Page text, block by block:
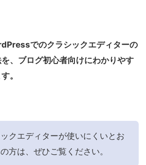
でのクラシックエディターの
、ブログ初心者向けにわかりやす
。
クエディターが使いにくいとお
方は、ぜひご覧ください。